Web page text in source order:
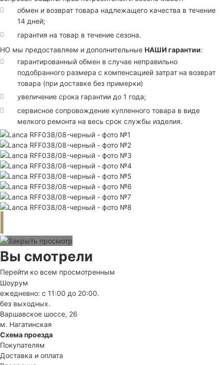
обмен и возврат товара надлежащего качества в течение
14 дней;
гарантия на товар в течение сезона.
НО мы предоставляем и дополнительные НАШИ гарантии:
гарантированный обмен в случае неправильно
подобранного размера с компенсацией затрат на возврат
товара (при доставке без примерки)
увеличение срока гарантии до 1 года;
сервисное сопровождение купленного товара в виде
мелкого ремонта на весь срок службы изделия.
Вы смотрели
Перейти ко всем просмотренным
Шоурум
ежедневно: с 11:00 до 20:00.
без выходных.
Варшавское шоссе, 26
м. Нагатинская
Схема проезда
Покупателям
Доставка и оплата